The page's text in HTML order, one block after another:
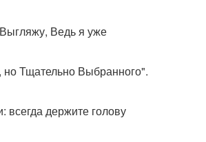
Ведь я уже
Тщательно Выбранного".
держите голову